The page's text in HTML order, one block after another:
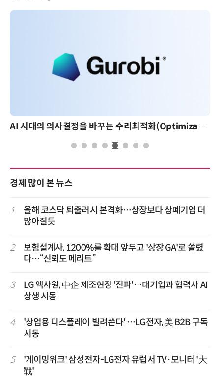
AI 시대의 의사결정을 바꾸는 수리최적화(Optimization): 실제 산업 적용 사례와 활용 전략
경제 많이 본 뉴스
1
올해 코스닥 퇴출러시 본격화…상장보다 상폐기업 더
많아질듯
2
보험설계사, 1200%룰 확대 앞두고 '상장 GA'로 쏠렸
다…“신뢰도 메리트”
3
LG 엑사원, 中企 제조현장 '전파'…대기업과 협력사 AI
상생 시동
4
'상업용 디스플레이 빌려쓴다' …LG전자, 美 B2B 구독
시동
5
'게이밍위크' 삼성전자-LG전자 유럽서 TV·모니터 '大
戰'